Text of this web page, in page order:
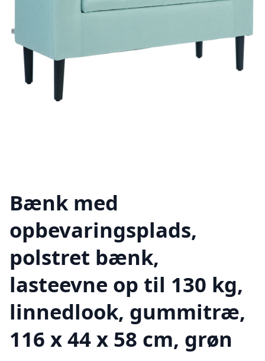
Bænk med
opbevaringsplads,
polstret bænk,
lasteevne op til 130 kg,
linnedlook, gummitræ,
116 x 44 x 58 cm, grøn